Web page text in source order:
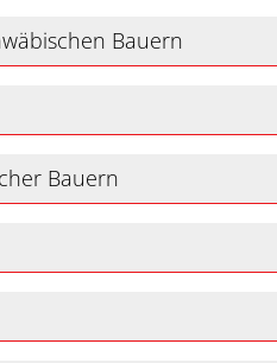
Bauern
Bauern